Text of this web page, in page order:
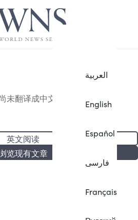
العربية
English
Español
فارسی
Français
未翻译成中文。
英文阅读
览现有文章